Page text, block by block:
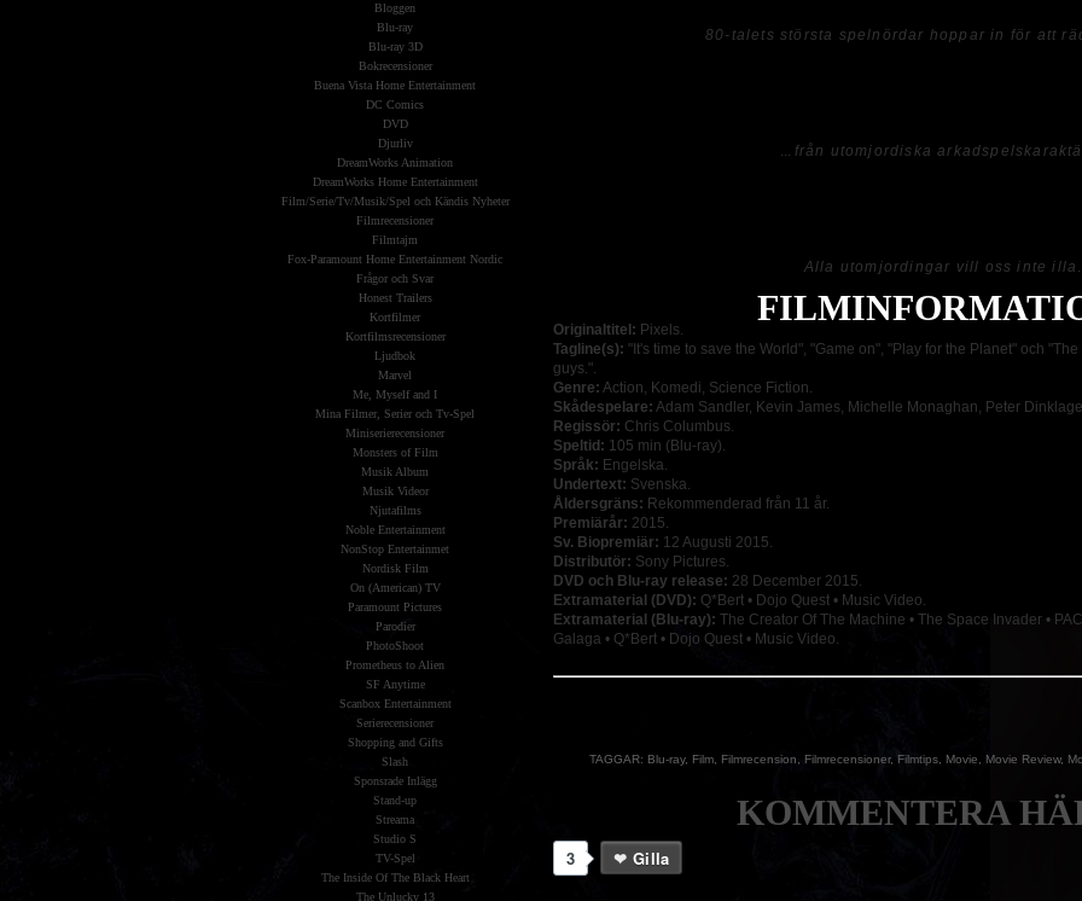
80-talets största spelnördar hoppar in för att
... från utomjordiska
Alla utomjordingar vill oss inte illa .
Originaltitel: Pixels.
Tagline(s): "It's time to save the World", "Game on", "Play for the Planet" och
guys.".
Genre: Action, Komedi, Science Fiction.
Skådespelare: Adam Sandler, Kevin James, Michelle Monaghan, Peter
Regissör: Chris Columbus.
Speltid: 105 min (Blu-ray).
Språk: Engelska.
Undertext: Svenska.
Åldersgräns: Rekommenderad från 11 år.
Premiärår: 2015.
Sv. Biopremiär: 12 Augusti 2015.
Distributör: Sony Pictures.
DVD och Blu-ray release: 28 December 2015.
Extramaterial (DVD): Q*Bert • Dojo Quest • Music Video.
Extramaterial (Blu-ray): The Creator Of The Machine • The Space Invader •
Galaga • Q*Bert • Dojo Quest • Music Video.
TAGGAR: Blu-ray, Film Filmrecension Filmrecensioner, Filmtips Movie Movie Review,
KOMMENTERA
3 Gilla
Bloggen
Blu-ray
Blu-ray 3D
Bokrecensioner
Buena Vista Home Entertainment
DC Comics
DVD
Djurliv
DreamWorks Animation
DreamWorks Home Entertainment
Film/Serie/Tv/Musik/Spel och Kändis Nyheter
Filmrecensioner
Filmtajm
Fox-Paramount Home Entertainment Nordic
Frågor och Svar
Honest Trailers
Kortfilmer
Kortfilmsrecensioner
Ljudbok
Marvel
Me, Myself and I
Mina Filmer, Serier och Tv-Spel
Miniserierecensioner
Monsters of Film
Musik Album
Musik Videor
Njutafilms
Noble Entertainment
NonStop Entertainmet
Nordisk Film
On (American) TV
Paramount Pictures
Parodier
PhotoShoot
Prometheus to Alien
SF Anytime
Scanbox Entertainment
Serierecensioner
Shopping and Gifts
Slash
Sponsrade Inlägg
Stand-up
Streama
Studio S
TV-Spel
The Inside Of The Black Heart
The Unlucky 13